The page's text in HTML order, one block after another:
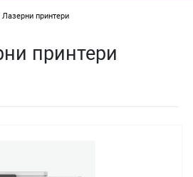
Лазерни принтери
принтери